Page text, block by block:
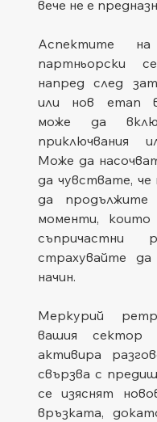
вече не е
Аспектите
партньорски
напред след
или нов етап
може да
приключвания
Може да
да чувствате, че
да продължите
моменти,
страхувайте
начин.
Меркурий
вашия сектор
активира
свързва с
се изяснят
връзката,